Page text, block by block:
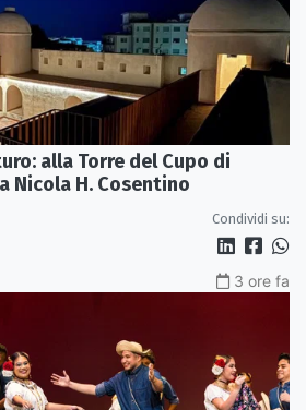
alla Torre del Cupo di
Nicola H. Cosentino
Condividi su:
3 ore fa